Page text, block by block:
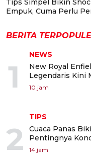
Tips Simpel Bikin
Empuk, Cuma Perlu
BERITA
1
NEWS
New Royal
Legendaris Kini
10 jam
2
TIPS
Cuaca Panas
Pentingnya
14 jam